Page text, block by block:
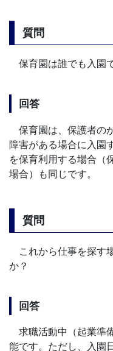
質問
保育園は誰でも入園
回答
保育園は、保護者の
障害がある場合に入園
を保育利用する場合（
場合）も同じです。
質問
これから仕事を探す
か？
回答
求職活動中（起業準
能です。ただし、入園